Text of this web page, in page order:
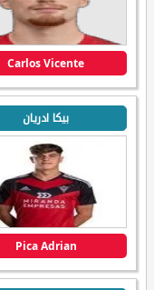
Carlos Vicente
بيكا ادريان
Pica Adrian